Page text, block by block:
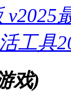
v2025
工具
戏)